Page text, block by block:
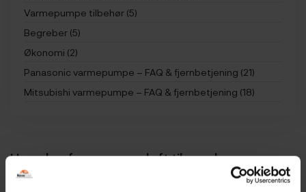
Varmepumpe tilbehør (5)
Begreber (5)
Økonomi (2)
Panasonic varmepumpe – FAQ & fjernbetjening (21)
Mitsubishi varmepumpe – FAQ & fjernbetjening (18)
Hvordan fungerer en luft til vand
varmepumpe?